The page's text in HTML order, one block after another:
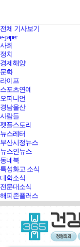
전체 기사보기
e-paper
사회
정치
경제해양
문화
라이프
스포츠연예
오피니언
경남울산
사람들
펫플스토리
뉴스레터
부산시정뉴스
뉴스인뉴스
동네북
특성화고 소식
대학소식
전문대소식
해피존플러스